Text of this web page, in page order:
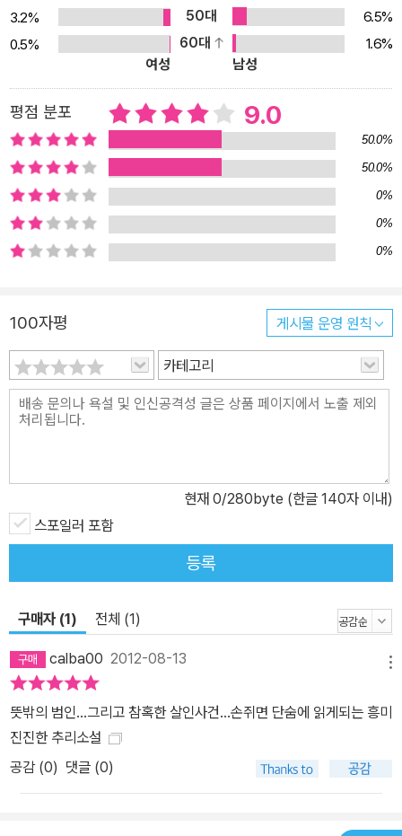
3.2%
50대
6.5%
0.5%
60대
1.6%
여성
남성
평점 분포 9.0
50.0%
50.0%
0%
0%
0%
100자평 게시물 운영 원칙
카테고리
현재 0/280byte (한글 140자 이내)
스포일러 포함
등록
구매자 (1) 전체 (1)
calba00 2012-08-13
뜻밖의 범인...그리고 참혹한 살인사건...손쥐면 단숨에 읽게되는 흥미
진진한 추리소설
공감 (0) 댓글 (0)